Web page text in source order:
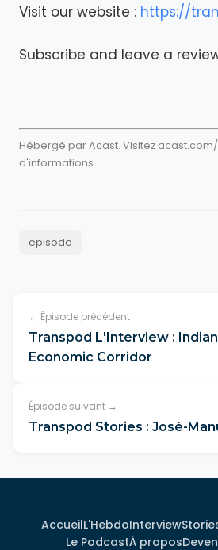
Visit our website : https://
Subscribe and leave a
Hébergé par Acast. Visitez
d'informations.
episode
← Épisode précédent
Transpod L'Interview :
Economic Corridor
Épisode suivant →
Transpod Stories : José-
AccueilL'HebdoInterview
Le PodcastÀ propos